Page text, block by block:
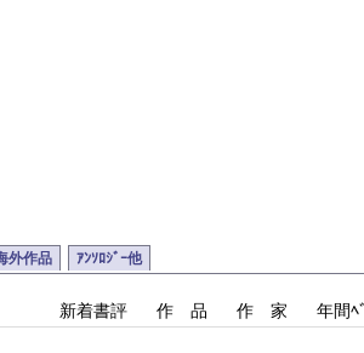
外作品 ｱﾝｿﾛｼﾞｰ他
新着書評 作 品 作 家 年間ﾍ